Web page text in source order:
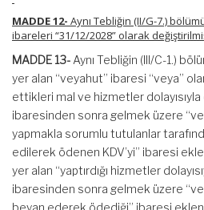
MADDE 12- Aynı Tebliğin (II/G-7.)
ibareleri “31/12/2028” olarak
MADDE 13- Aynı Tebliğin (III/C-1.)
yer alan “veyahut” ibaresi “veya”
ettikleri mal ve hizmetler dolayısıyla
ibaresinden sonra gelmek üzere
yapmakla sorumlu tutulanlar
edilerek ödenen KDV’yi” ibaresi
yer alan “yaptırdığı hizmetler
ibaresinden sonra gelmek üzere
beyan ederek ödediği” ibaresi